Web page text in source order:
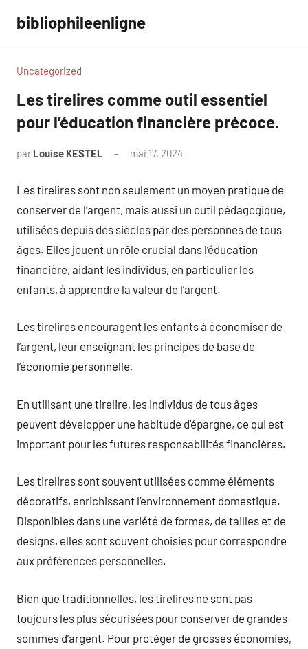
contenu
bibliophileenligne
Uncategorized
Les tirelires comme outil essentiel
pour l’éducation financière précoce.
par Louise KESTEL mai 17, 2024
Les tirelires sont non seulement un moyen pratique de
conserver de l’argent, mais aussi un outil pédagogique,
utilisées depuis des siècles par des personnes de tous
âges. Elles jouent un rôle crucial dans l’éducation
financière, aidant les individus, en particulier les
enfants, à apprendre la valeur de l’argent.
Les tirelires encouragent les enfants à économiser de
l’argent, leur enseignant les principes de base de
l’économie personnelle.
En utilisant une tirelire, les individus de tous âges
peuvent développer une habitude d’épargne, ce qui est
important pour les futures responsabilités financières.
Les tirelires sont souvent utilisées comme éléments
décoratifs, enrichissant l’environnement domestique.
Disponibles dans une variété de formes, de tailles et de
designs, elles sont souvent choisies pour correspondre
aux préférences personnelles.
Bien que traditionnelles, les tirelires ne sont pas
toujours les plus sécurisées pour conserver de grandes
sommes d’argent. Pour protéger de grosses économies,